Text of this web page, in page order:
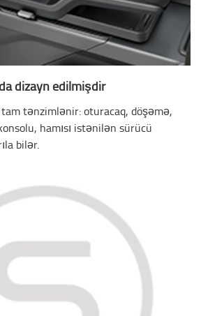
dizayn edilmişdir
tam tənzimlənir: oturacaq, döşəmə,
hamısı istənilən sürücü
bilər.